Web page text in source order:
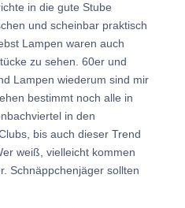
in die gute Stube
und scheinbar praktisch
Lampen waren auch
zu sehen. 60er und
Lampen wiederum sind mir
bestimmt noch alle in
in den
bis auch dieser Trend
weiß, vielleicht kommen
Schnäppchenjäger sollten